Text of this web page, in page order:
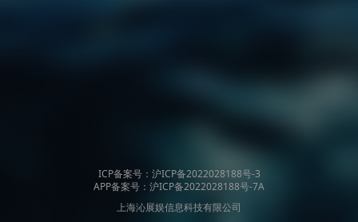
ICP备案号：沪ICP备2022028188号-3
APP备案号：沪ICP备2022028188号-7A
上海沁展娱信息科技有限公司